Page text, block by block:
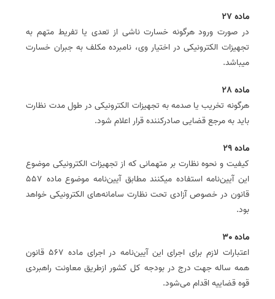
ماده 27
در صورت ورود هرگونه خسارت ناشی از تعدی یا تفریط متهم به
تجهیزات الکترونیکی در اختیار وی، نامبرده مکلف به جبران خسارت
می­باشد.
ماده 28
هرگونه تخریب یا صدمه به تجهیزات الکترونیکی در طول مدت نظارت
باید به مرجع قضایی صادرکننده قرار اعلام ‌شود.
ماده 29
کیفیت و نحوه نظارت بر متهمانی که از تجهیزات الکترونیکی موضوع
این آیین‌نامه استفاده می­کنند مطابق آیین‌نامه موضوع ماده 557
قانون در خصوص آزادی تحت نظارت سامانه­‌های الکترونیکی خواهد
بود.
ماده 30
اعتبارات لازم برای اجرای این آیین‌نامه در اجرای ماده 567 قانون
همه ساله جهت درج در بودجه کل کشور ازطریق معاونت راهبردی
قوه قضاییه اقدام می‌شود.